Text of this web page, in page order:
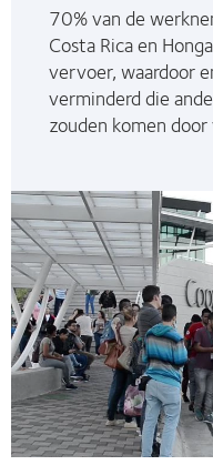
70% van de
Costa Rica en
vervoer, waardoor
verminderd die
zouden komen